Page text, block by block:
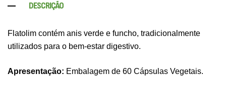
DESCRIÇÃO
Flatolim contém anis verde e funcho, tradicionalmente
utilizados para o bem-estar digestivo.
Apresentação: Embalagem de 60 Cápsulas Vegetais.